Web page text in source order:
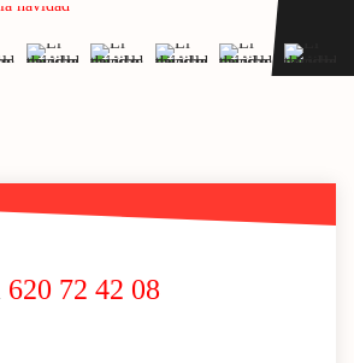
620 72 42 08